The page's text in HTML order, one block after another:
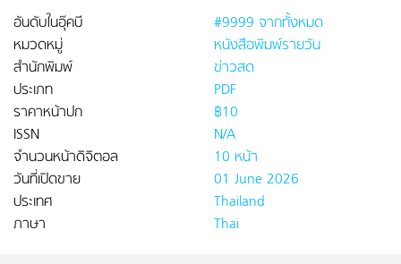
อันดับในอุ๊คบี
#9999 จากทั้งหมด
หมวดหมู่
หนังสือพิมพ์รายวัน
สำนักพิมพ์
ข่าวสด
ประเภท
PDF
ราคาหน้าปก
฿10
ISSN
N/A
จำนวนหน้าดิจิตอล
10 หน้า
วันที่เปิดขาย
01 June 2026
ประเทศ
Thailand
ภาษา
Thai